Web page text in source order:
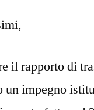
il rapporto di
un impegno